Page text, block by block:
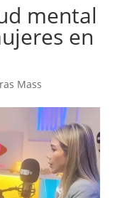
mental
en
Mass